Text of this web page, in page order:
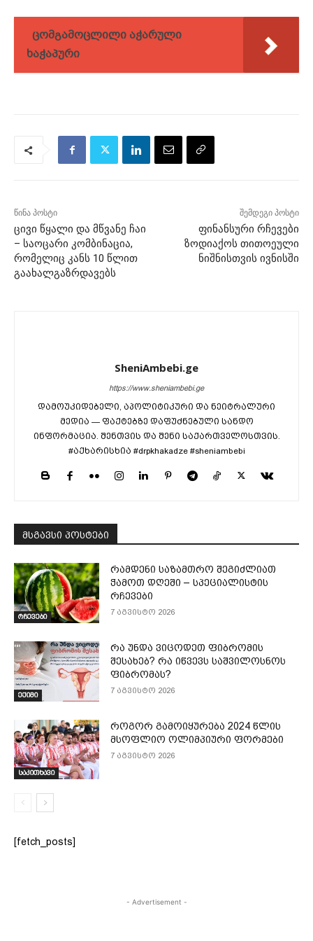
ცომგამოცლილი აჭარული
ხაჭაპური
წინა პოსტი
ცივი წყალი და მწვანე ჩაი
– საოცარი კომბინაცია,
რომელიც კანს 10 წლით
გაახალგაზრდავებს
შემდეგი პოსტი
ფინანსური რჩევები
ზოდიაქოს თითოეული
ნიშნისთვის ივნისში
SheniAmbebi.ge
https://www.sheniambebi.ge
დამოუკიდებელი, აპოლიტიკური და ნეიტრალური
მედია — ფაქტებზე დაფუძნებული სანდო
ინფორმაცია. შენთვის და შენი საქართველოსთვის.
#აქხარისხია #drpkhakadze #sheniambebi
მსგავსი პოსტები
რჩევები
რამდენი საზამთრო შეგიძლიათ
ჭამოთ დღეში – სპეციალისტის
რჩევები
7 აგვისტო 2026
ექიმი
რა უნდა ვიცოდეთ ფიბრომის
შესახებ? რა იწვევს საშვილოსნოს
ფიბრომას?
7 აგვისტო 2026
საკითხავი
როგორ გამოიყურება 2024 წლის
მსოფლიო ოლიმპიური ფორმები
7 აგვისტო 2026
[fetch_posts]
- Advertisement -